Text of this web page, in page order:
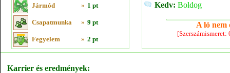
Jármód » 1 pt
Csapatmunka » 9 pt
Fegyelem » 2 pt
Kedv: Boldog
A ló nem
Karrier és eredmények: